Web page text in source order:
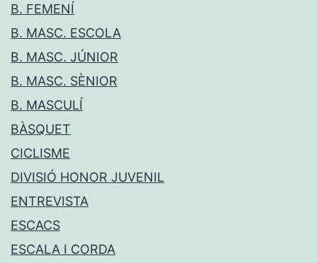
B. FEMENÍ
B. MASC. ESCOLA
B. MASC. JÚNIOR
B. MASC. SÈNIOR
B. MASCULÍ
BÀSQUET
CICLISME
DIVISIÓ HONOR JUVENIL
ENTREVISTA
ESCACS
ESCALA I CORDA